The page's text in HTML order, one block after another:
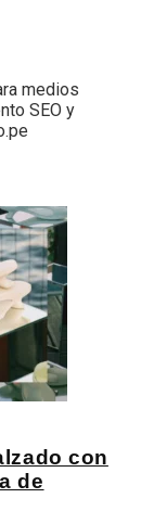
medios
SEO y
con
de